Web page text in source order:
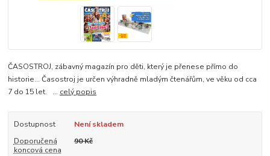
ČASOSTROJ, zábavný magazín pro děti, který je přenese přímo do
historie... Časostroj je určen výhradně mladým čtenářům, ve věku od cca
7 do 15 let. ... celý popis
Dostupnost
Není skladem
Doporučená
koncová cena
90 Kč